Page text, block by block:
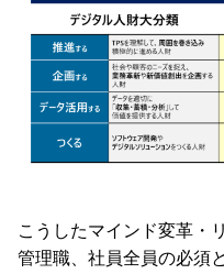
こうしたマインド変革・
管理職、社員全員の必須